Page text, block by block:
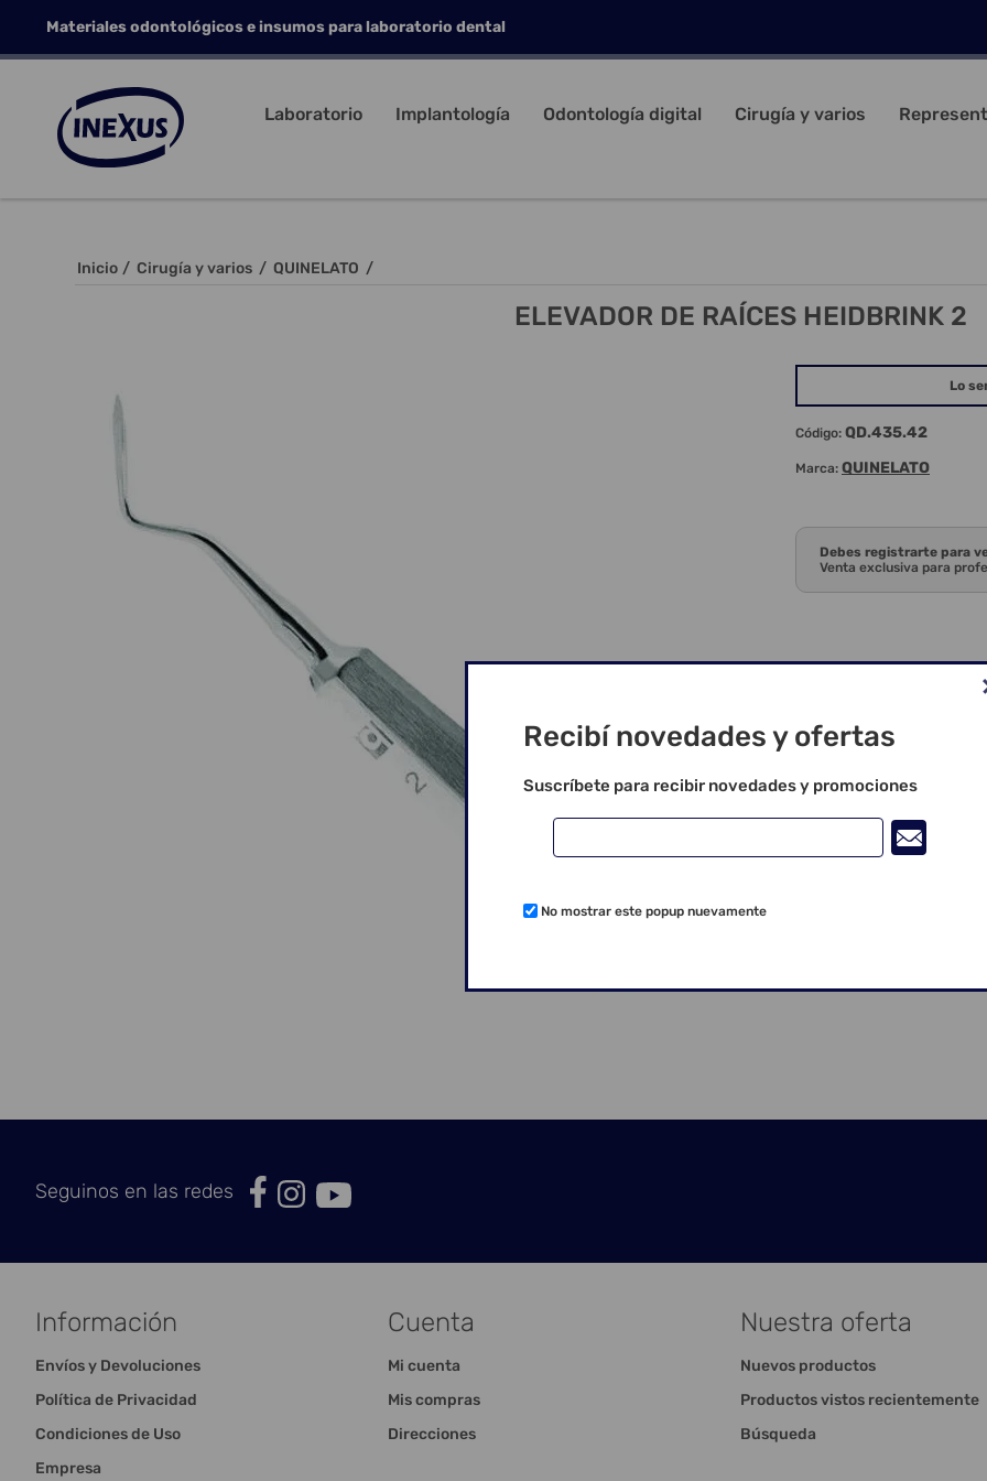
Materiales odontológicos e insumos para laboratorio dental
Laboratorio Implantología Odontología digital Cirugía y varios
Inicio / Cirugía y varios / QUINELATO /
ELEVADOR DE RAÍCES HEIDBRINK 2
Lo
Código: QD.435.42
Marca: QUINELATO
Debes registrarte para
Venta exclusiva para
Seguinos en las redes
Información
Envíos y Devoluciones
Política de Privacidad
Condiciones de Uso
Empresa
Cuenta
Mi cuenta
Mis compras
Direcciones
Nuestra oferta
Nuevos productos
Productos vistos recientemente
Búsqueda
Recibí novedades y ofertas
Suscríbete para recibir novedades y promociones
No mostrar este popup nuevamente